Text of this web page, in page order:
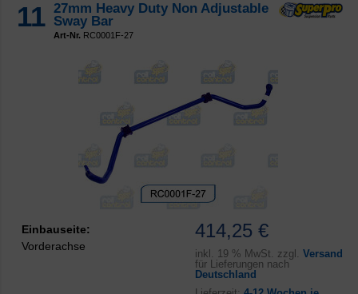
11 27mm Heavy Duty Non Adjustable
Sway Bar
Art-Nr. RC0001F-27
414,25 €
inkl. 19 % MwSt. zzgl. Versand
für Lieferungen nach
Deutschland
Einbauseite:
Vorderachse